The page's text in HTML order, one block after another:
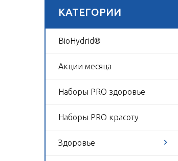
КАТЕГОРИИ
BioHydrid®
Акции месяца
Наборы PRO здоровье
Наборы PRO красоту
Здоровье